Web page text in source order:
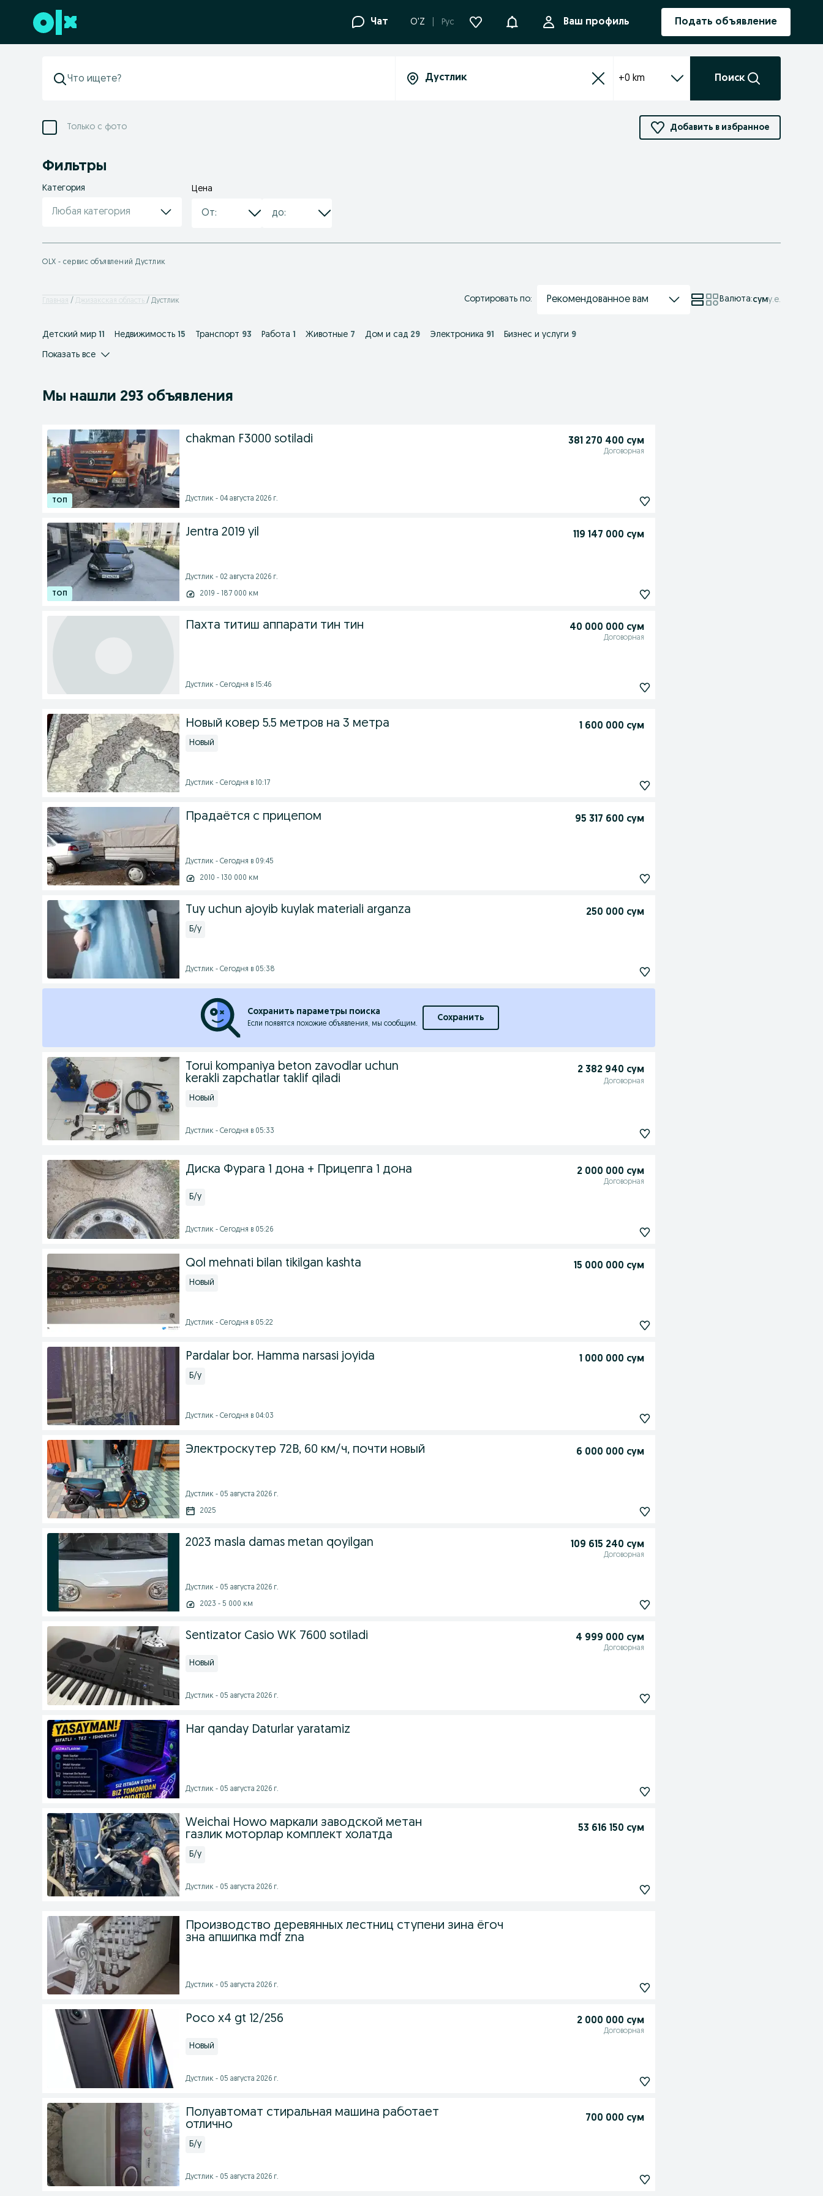
Перейти к нижнему колонтитулу Чат O'Z Рус УведомленияВаш профиль Подать объявление
+0 km Поиск
Только с фото Добавить в избранное
Фильтры
Категория
Любая категория
Цена
OLX - сервис объявлений Дустлик
Главная Джизакская область Дустлик Сортировать по: Рекомендованное вам Валюта:суму.е.
Детский мир 11 Недвижимость 15 Транспорт 93 Работа 1 Животные 7 Дом и сад 29 Электроника 91 Бизнес и услуги 9
Показать все
Мы нашли 293 объявления
chakman F3000 sotiladi 381 270 400 сум
Договорная
Дустлик - 04 августа 2026 г.
Jentra 2019 yil 119 147 000 сум
Дустлик - 02 августа 2026 г.
2019 - 187 000 км
Пахта титиш аппарати тин тин 40 000 000 сум
Договорная
Дустлик - Сегодня в 15:46
Новый ковер 5.5 метров на 3 метра 1 600 000 сум
Новый
Дустлик - Сегодня в 10:17
Прадаётся с прицепом 95 317 600 сум
Дустлик - Сегодня в 09:45
2010 - 130 000 км
Tuy uchun ajoyib kuylak materiali arganza 250 000 сум
Б/у
Дустлик - Сегодня в 05:38
Сохранить параметры поиска
Если появятся похожие объявления, мы сообщим.
Сохранить
Torui kompaniya beton zavodlar uchun
kerakli zapchatlar taklif qiladi
2 382 940 сум
Договорная
Новый
Дустлик - Сегодня в 05:33
Диска Фурага 1 дона + Прицепга 1 дона 2 000 000 сум
Договорная
Б/у
Дустлик - Сегодня в 05:26
Qol mehnati bilan tikilgan kashta 15 000 000 сум
Новый
Дустлик - Сегодня в 05:22
Pardalar bor. Hamma narsasi joyida 1 000 000 сум
Б/у
Дустлик - Сегодня в 04:03
Электроскутер 72В, 60 км/ч, почти новый 6 000 000 сум
Дустлик - 05 августа 2026 г.
2025
2023 masla damas metan qoyilgan 109 615 240 сум
Договорная
Дустлик - 05 августа 2026 г.
2023 - 5 000 км
Sentizator Casio WK 7600 sotiladi 4 999 000 сум
Договорная
Новый
Дустлик - 05 августа 2026 г.
Har qanday Daturlar yaratamiz
Дустлик - 05 августа 2026 г.
Weichai Howo маркали заводской метан
газлик моторлар комплект холатда
53 616 150 сум
Б/у
Дустлик - 05 августа 2026 г.
Производство деревянных лестниц ступени зина ёгоч
зна апшипка mdf zna
Дустлик - 05 августа 2026 г.
Poco x4 gt 12/256 2 000 000 сум
Договорная
Новый
Дустлик - 05 августа 2026 г.
Полуавтомат стиральная машина работает
отлично
700 000 сум
Б/у
Дустлик - 05 августа 2026 г.